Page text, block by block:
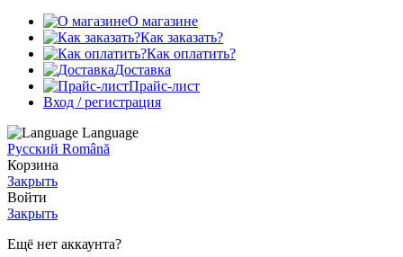
О магазине
Как заказать?
Как оплатить?
Доставка
Прайс-лист
Вход / регистрация
Language
Русский Română
Корзина
Закрыть
Войти
Закрыть
Ещё нет аккаунта?